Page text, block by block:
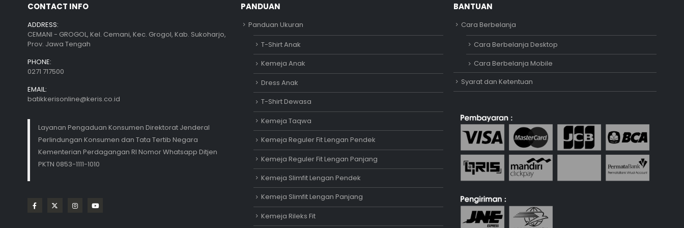
CONTACT INFO
ADDRESS:
CEMANI - GROGOL, Kel. Cemani, Kec. Grogol, Kab. Sukoharjo,
Prov. Jawa Tengah
PHONE:
0271 717500
EMAIL:
batikkerisonline@keris.co.id
Layanan Pengaduan Konsumen Direktorat Jenderal
Perlindungan Konsumen dan Tata Tertib Negara
Kementerian Perdagangan RI Nomor Whatsapp Ditjen
PKTN 0853-1111-1010
PANDUAN
Panduan Ukuran
T-Shirt Anak
Kemeja Anak
Dress Anak
T-Shirt Dewasa
Kemeja Taqwa
Kemeja Reguler Fit Lengan Pendek
Kemeja Reguler Fit Lengan Panjang
Kemeja Slimfit Lengan Pendek
Kemeja Slimfit Lengan Panjang
Kemeja Rileks Fit
BANTUAN
Cara Berbelanja
Cara Berbelanja Desktop
Cara Berbelanja Mobile
Syarat dan Ketentuan
Adipati
Online